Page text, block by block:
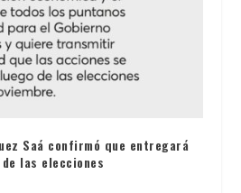
Saá confirmó que entregará
las elecciones